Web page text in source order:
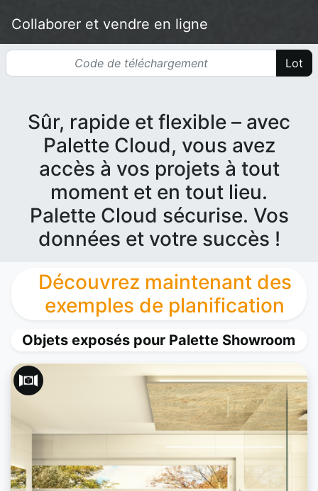
Collaborer et vendre en ligne
Sûr, rapide et flexible – avec
Palette Cloud, vous avez
accès à vos projets à tout
moment et en tout lieu.
Palette Cloud sécurise. Vos
données et votre succès !
Découvrez maintenant des
exemples de planification
Objets exposés pour Palette Showroom